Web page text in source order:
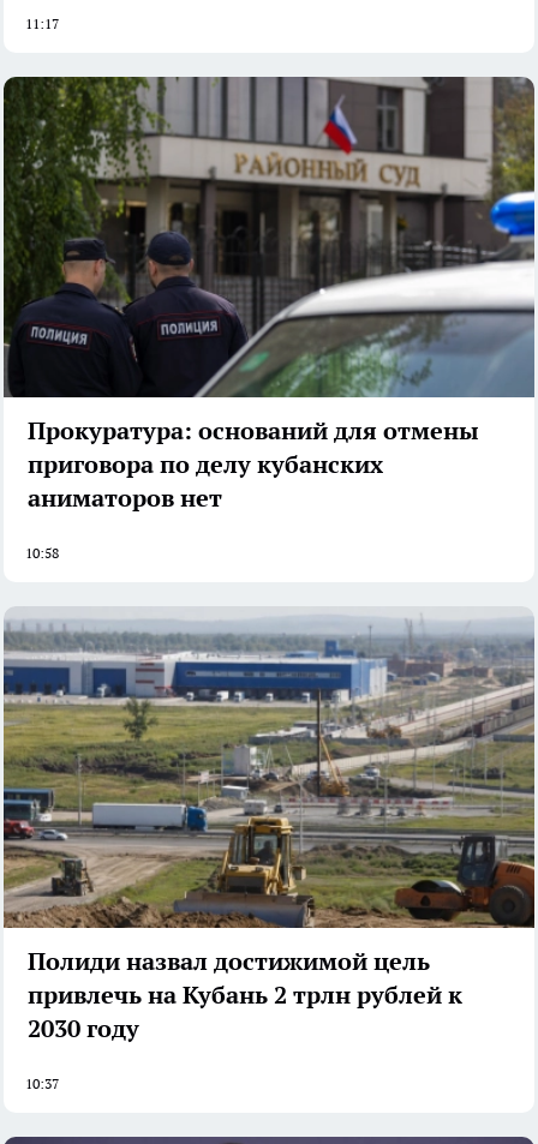
11:17
Прокуратура: оснований для отмены
приговора по делу кубанских
аниматоров нет
10:58
Полиди назвал достижимой цель
привлечь на Кубань 2 трлн рублей к
2030 году
10:37